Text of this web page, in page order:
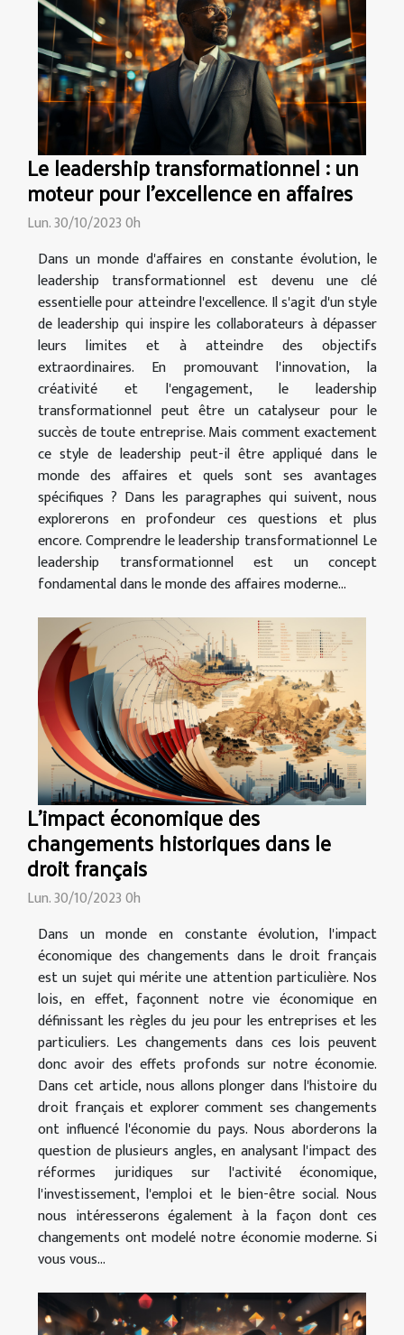
Le leadership transformationnel : un
moteur pour l'excellence en affaires
Lun. 30/10/2023 0h
Dans un monde d'affaires en constante évolution, le
leadership transformationnel est devenu une clé
essentielle pour atteindre l'excellence. Il s'agit d'un style
de leadership qui inspire les collaborateurs à dépasser
leurs limites et à atteindre des objectifs
extraordinaires. En promouvant l'innovation, la
créativité et l'engagement, le leadership
transformationnel peut être un catalyseur pour le
succès de toute entreprise. Mais comment exactement
ce style de leadership peut-il être appliqué dans le
monde des affaires et quels sont ses avantages
spécifiques ? Dans les paragraphes qui suivent, nous
explorerons en profondeur ces questions et plus
encore. Comprendre le leadership transformationnel Le
leadership transformationnel est un concept
fondamental dans le monde des affaires moderne...
L'impact économique des
changements historiques dans le
droit français
Lun. 30/10/2023 0h
Dans un monde en constante évolution, l'impact
économique des changements dans le droit français
est un sujet qui mérite une attention particulière. Nos
lois, en effet, façonnent notre vie économique en
définissant les règles du jeu pour les entreprises et les
particuliers. Les changements dans ces lois peuvent
donc avoir des effets profonds sur notre économie.
Dans cet article, nous allons plonger dans l'histoire du
droit français et explorer comment ses changements
ont influencé l'économie du pays. Nous aborderons la
question de plusieurs angles, en analysant l'impact des
réformes juridiques sur l'activité économique,
l'investissement, l'emploi et le bien-être social. Nous
nous intéresserons également à la façon dont ces
changements ont modelé notre économie moderne. Si
vous vous...